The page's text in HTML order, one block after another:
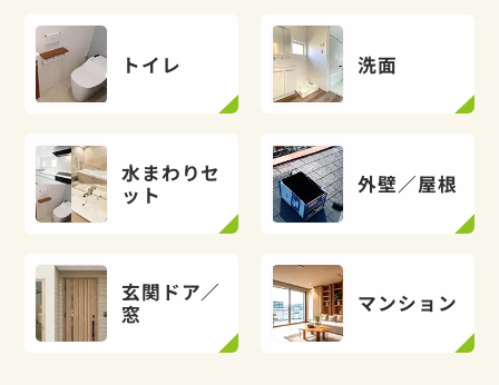
トイレ 洗面
水まわりセ
ット
外壁／屋根
玄関ドア／
窓
マンション